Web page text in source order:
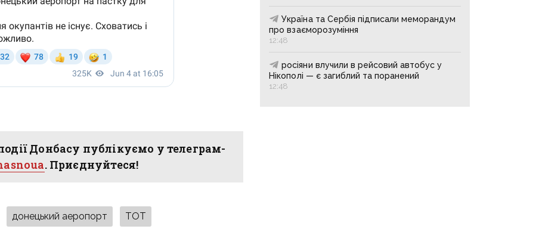
Донбасу публікуємо у телеграм-
. Приєднуйтеся!
донецький аеропорт ТОТ
Україна та Сербія підписали меморандум
про взаєморозуміння
12:48
росіяни влучили в рейсовий автобус у
Нікополі — є загиблий та поранений
12:48